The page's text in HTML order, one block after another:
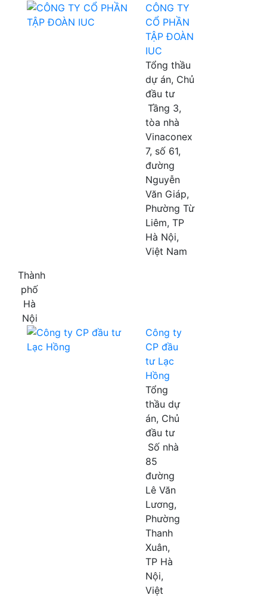
CÔNG TY
CỔ PHẦN
TẬP ĐOÀN
IUC
Tổng thầu
dự án, Chủ
đầu tư
Tầng 3,
tòa nhà
Vinaconex
7, số 61,
đường
Nguyễn
Văn Giáp,
Phường Từ
Liêm, TP
Hà Nội,
Việt Nam
Thành
phố
Hà
Nội
Công ty
CP đầu
tư Lạc
Hồng
Tổng
thầu dự
án, Chủ
đầu tư
Số nhà
85
đường
Lê Văn
Lương,
Phường
Thanh
Xuân,
TP Hà
Nội,
Việt